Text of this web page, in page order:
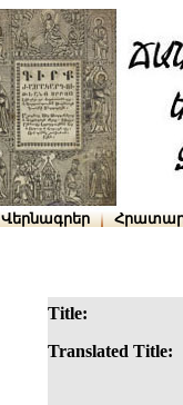
Վերնագրեր
Title:
Translated Title: